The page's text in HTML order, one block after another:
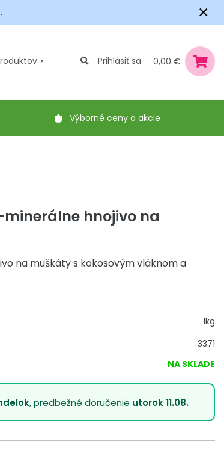
×
Prihlásiť sa 0,00 €
Výborné ceny a akcie
hnojivo na
na muškáty s kokosovým vláknom a
1kg
3371
NA SKLADE
, predbežné doručenie utorok 11.08.